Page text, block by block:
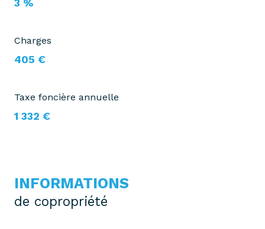
3 %
Charges
405 €
Taxe foncière annuelle
1 332 €
INFORMATIONS
de copropriété